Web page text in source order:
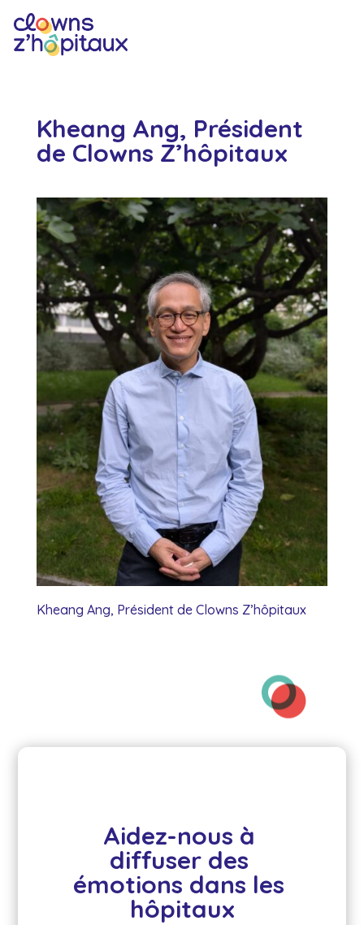
Kheang Ang, Président
de Clowns Z’hôpitaux
Kheang Ang, Président de Clowns Z’hôpitaux
Aidez-nous à
diffuser des
émotions dans les
hôpitaux